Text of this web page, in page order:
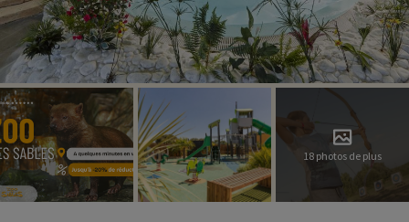
18 photos de plus